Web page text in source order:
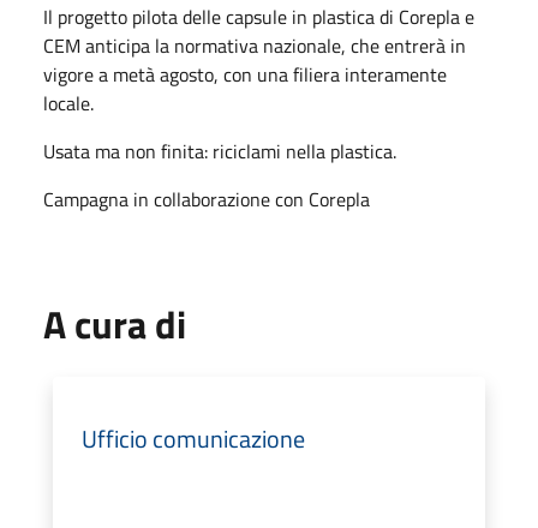
Il progetto pilotadellecapsule in plasticadi Corepla e
CEM anticipa la normativa nazionale, che entrerà in
vigorea metà agosto, con una filiera interamente
locale.
Usata ma non finita: riciclami nella plastica.
Campagna in collaborazione con Corepla
A cura di
Ufficio comunicazione